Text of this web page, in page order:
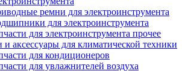
ремни для электроинструмента
для электроинструмента
для электроинструмента прочее
и аксессуары для климатической техники
для кондиционеров
для увлажнителей воздуха